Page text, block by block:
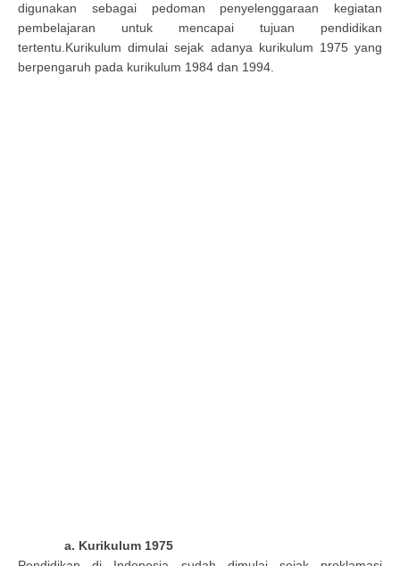
digunakan sebagai pedoman penyelenggaraan kegiatan
pembelajaran untuk mencapai tujuan pendidikan
tertentu.Kurikulum dimulai sejak adanya kurikulum 1975 yang
berpengaruh pada kurikulum 1984 dan 1994.
a. Kurikulum 1975